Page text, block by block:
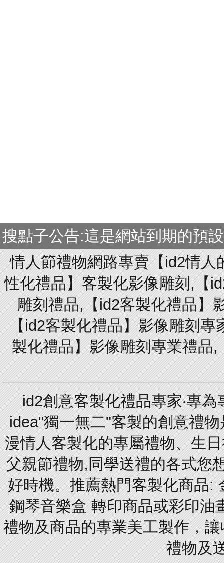
搜點子公告:這是網站到期的預
情人節禮物網路專賣【id2情
性化禮品】客製化影像雕刻,【
雕刻禮品,【id2客製化禮品】
【id2客製化禮品】影像雕刻
製化禮品】影像雕刻專業禮品
id2創意客製化禮品專家‧專
idea"獨一無二"客製的創意禮
漫情人客製化的專屬禮物、生
父親節禮物,同學送禮的各式您
好時機。推薦熱門客製化商品:
鋼琴音樂盒 轉印商品或彩印油
禮物及商品的專業美工製作，
禮物及